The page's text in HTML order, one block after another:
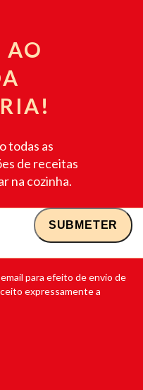
AO
todas as
de receitas
na cozinha.
para efeito de envio de
expressamente a